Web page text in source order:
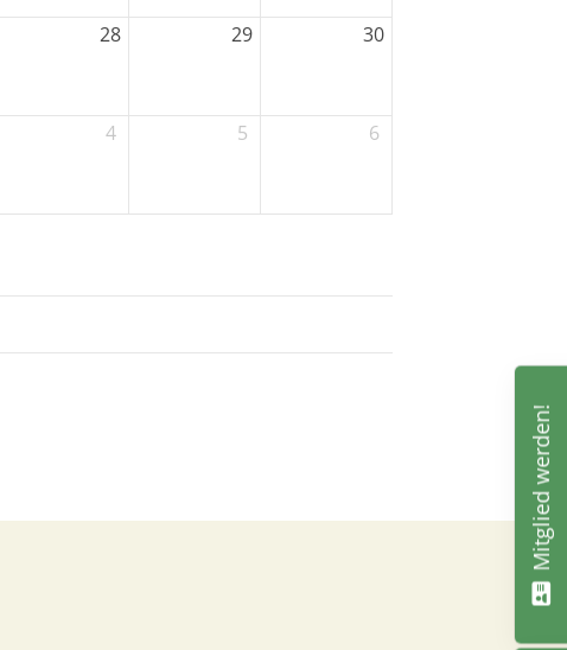
28 29 30
4 5 6
Mitglied werden!